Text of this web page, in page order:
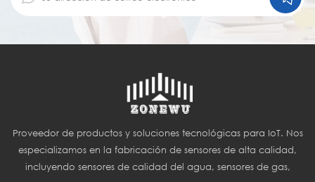
Proveedor de productos y soluciones tecnológicas para IoT. Nos
especializamos en la fabricación de sensores de alta calidad,
incluyendo sensores de calidad del agua, sensores de gas,